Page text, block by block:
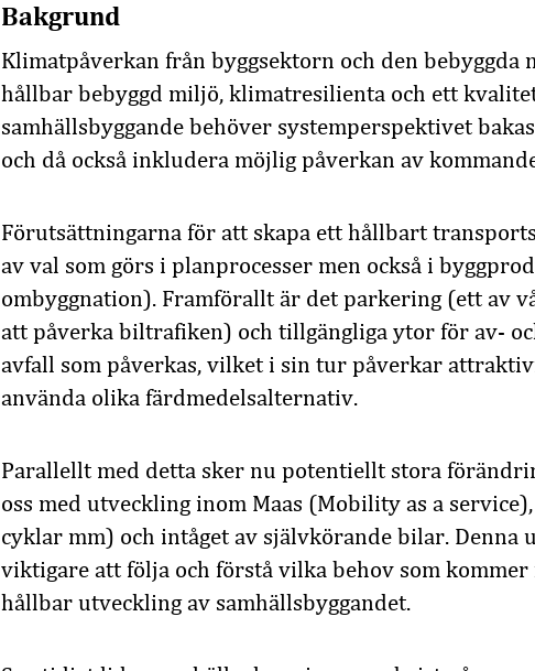
Bakgrund
Klimatpåverkan från byggsektorn och den bebyggda
hållbar bebyggd miljö, klimatresilienta och ett
samhällsbyggande behöver systemperspektivet
och då också inkludera möjlig påverkan av
Förutsättningarna för att skapa ett hållbart
av val som görs i planprocesser men också i
ombyggnation). Framförallt är det parkering (ett av
att påverka biltrafiken) och tillgängliga ytor för av-
avfall som påverkas, vilket i sin tur påverkar
använda olika färdmedelsalternativ.
Parallellt med detta sker nu potentiellt stora
oss med utveckling inom Maas (Mobility as a
cyklar mm) och intåget av självkörande bilar. Denna
viktigare att följa och förstå vilka behov som
hållbar utveckling av samhällsbyggandet.